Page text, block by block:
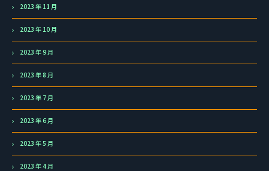
2023 年 11 月
2023 年 10 月
2023 年 9 月
2023 年 8 月
2023 年 7 月
2023 年 6 月
2023 年 5 月
2023 年 4 月